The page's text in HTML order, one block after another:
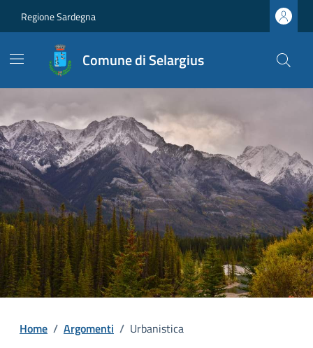
Regione Sardegna
Comune di Selargius
Home / Argomenti / Urbanistica